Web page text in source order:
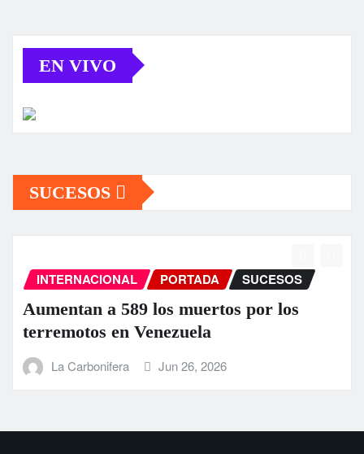
EN VIVO
SUCESOS
INTERNACIONAL PORTADA SUCESOS
Aumentan a 589 los muertos por los
terremotos en Venezuela
La Carbonifera Jun 26, 2026